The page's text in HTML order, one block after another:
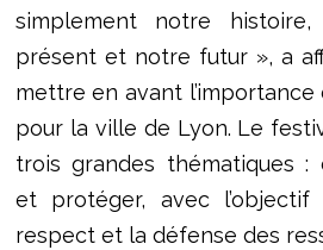
simplement notre
présent et notre futur », a
mettre en avant l’importance
pour la ville de Lyon. Le
trois grandes thématiques :
et protéger, avec
respect et la défense des